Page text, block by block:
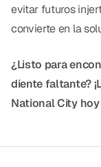
evitar futuros
convierte en la
¿Listo para
diente faltante?
National City